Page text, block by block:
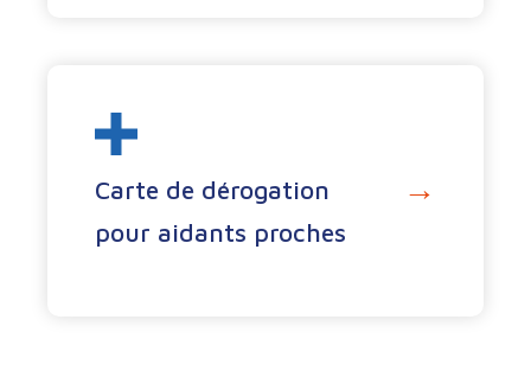
Carte de dérogation
pour aidants proches
→